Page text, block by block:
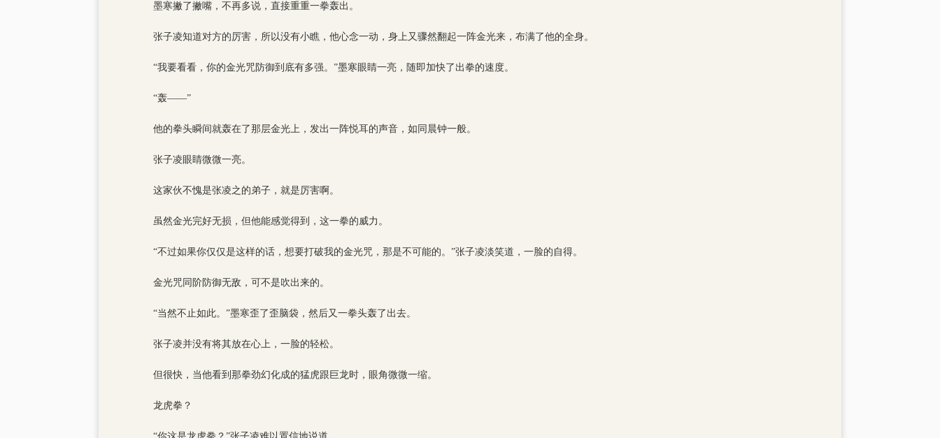
墨寒撇了撇嘴，不再多说，直接重重一拳轰出。
张子凌知道对方的厉害，所以没有小瞧，他心念一动，身上又骤然翻起一阵金光来，布满了他的全身。
“我要看看，你的金光咒防御到底有多强。”墨寒眼睛一亮，随即加快了出拳的速度。
“轰——”
他的拳头瞬间就轰在了那层金光上，发出一阵悦耳的声音，如同晨钟一般。
张子凌眼睛微微一亮。
这家伙不愧是张凌之的弟子，就是厉害啊。
虽然金光完好无损，但他能感觉得到，这一拳的威力。
“不过如果你仅仅是这样的话，想要打破我的金光咒，那是不可能的。”张子凌淡笑道，一脸的自得。
金光咒同阶防御无敌，可不是吹出来的。
“当然不止如此。”墨寒歪了歪脑袋，然后又一拳头轰了出去。
张子凌并没有将其放在心上，一脸的轻松。
但很快，当他看到那拳劲幻化成的猛虎跟巨龙时，眼角微微一缩。
龙虎拳？